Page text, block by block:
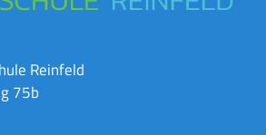
Reinfeld
75b